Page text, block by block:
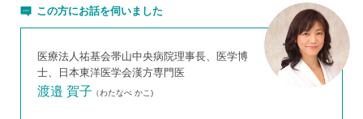
この方にお話を伺いました
医療法人祐基会帯山中央病院理事長、医学博
士、日本東洋医学会漢方専門医
渡邉 賀子 （わたなべ かこ)